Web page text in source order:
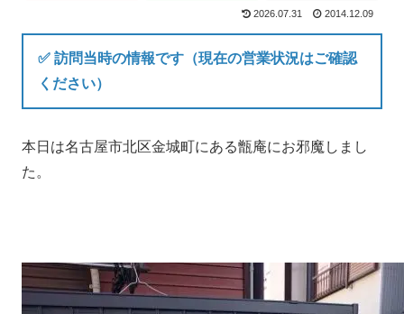
2026.07.31 2014.12.09
✅ 訪問当時の情報です（現在の営業状況はご確認
ください）
本日は名古屋市北区金城町にある甑庵にお邪魔しまし
た。